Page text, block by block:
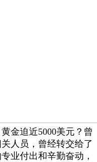
金迫近5000美元？曾
人员，曾经转交给了
业付出和辛勤奋动，